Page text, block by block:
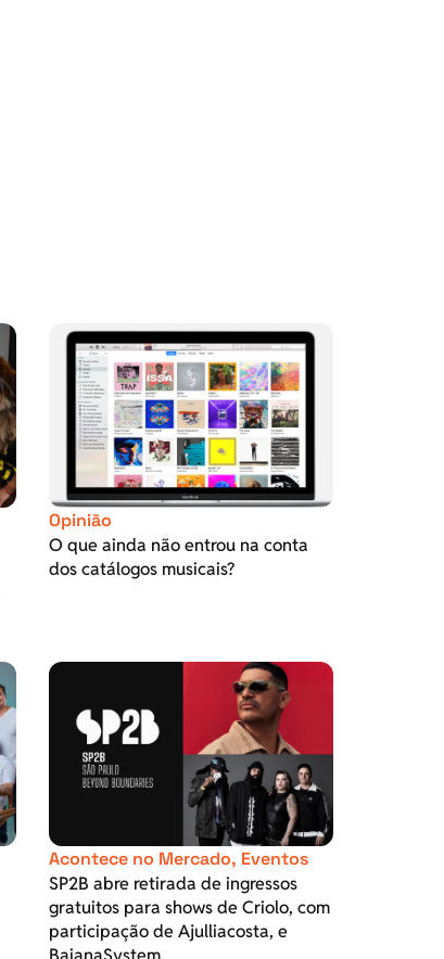
Opinião
O que ainda não entrou na conta
dos catálogos musicais?
Acontece no Mercado, Eventos
SP2B abre retirada de ingressos
gratuitos para shows de Criolo, com
participação de Ajulliacosta, e